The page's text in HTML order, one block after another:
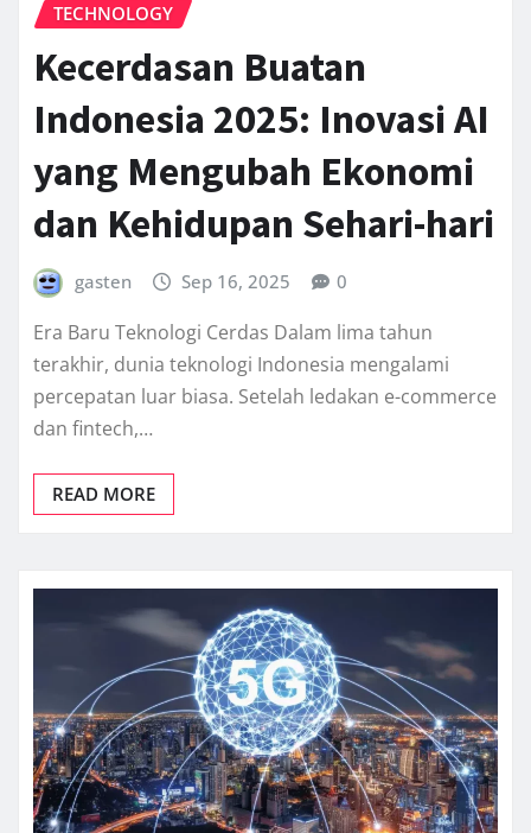
TECHNOLOGY
Kecerdasan Buatan
Indonesia 2025: Inovasi AI
yang Mengubah Ekonomi
dan Kehidupan Sehari-hari
gasten Sep 16, 2025 0
Era Baru Teknologi Cerdas Dalam lima tahun
terakhir, dunia teknologi Indonesia mengalami
percepatan luar biasa. Setelah ledakan e-commerce
dan fintech,…
READ MORE